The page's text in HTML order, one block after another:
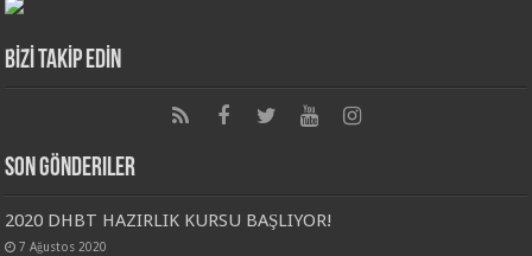
BİZİ TAKİP EDİN
Son Gönderiler
2020 DHBT HAZIRLIK KURSU BAŞLIYOR!
7 Ağustos 2020